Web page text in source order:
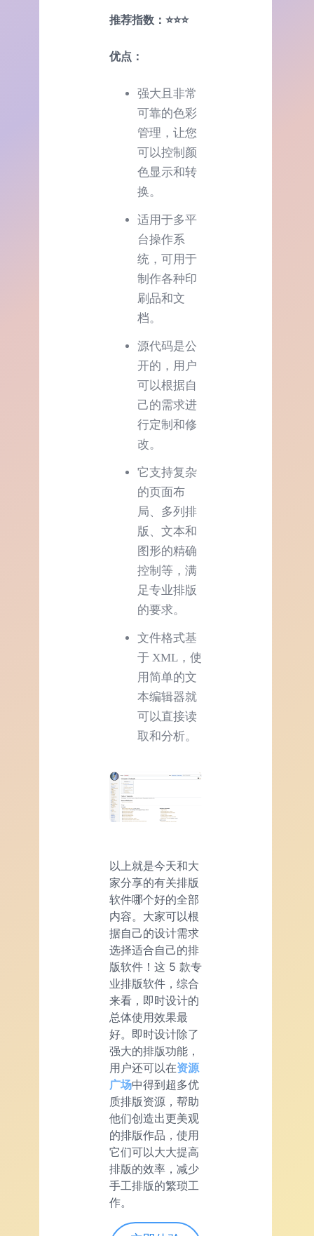
推荐指数：⭐⭐⭐
优点：
强大且非常
可靠的色彩
管理，让您
可以控制颜
色显示和转
换。
适用于多平
台操作系
统，可用于
制作各种印
刷品和文
档。
源代码是公
开的，用户
可以根据自
己的需求进
行定制和修
改。
它支持复杂
的页面布
局、多列排
版、文本和
图形的精确
控制等，满
足专业排版
的要求。
文件格式基
于 XML，使
用简单的文
本编辑器就
可以直接读
取和分析。
以上就是今天和大
家分享的有关排版
软件哪个好的全部
内容。大家可以根
据自己的设计需求
选择适合自己的排
版软件！这 5 款专
业排版软件，综合
来看，即时设计的
总体使用效果最
好。即时设计除了
强大的排版功能，
用户还可以在资源
广场中得到超多优
质排版资源，帮助
他们创造出更美观
的排版作品，使用
它们可以大大提高
排版的效率，减少
手工排版的繁琐工
作。